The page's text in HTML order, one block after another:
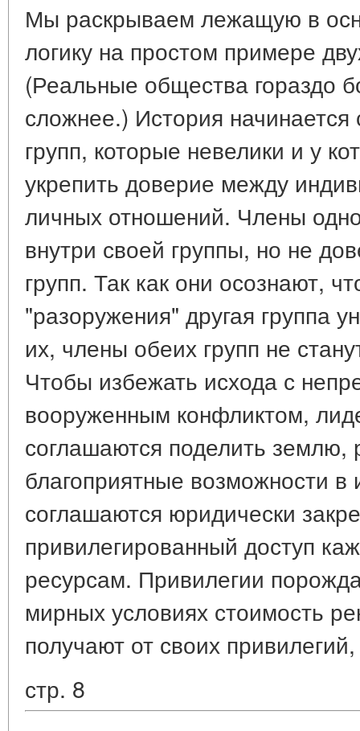
Мы раскрываем лежащую в
логику на простом примере
(Реальные общества гораздо
сложнее.) История
групп, которые невелики и у
укрепить доверие между
личных отношений. Члены
внутри своей группы, но не
групп. Так как они осознают,
"разоружения" другая группа
их, члены обеих групп не
Чтобы избежать исхода с
вооруженным конфликтом,
соглашаются поделить землю,
благоприятные возможности
соглашаются юридически
привилегированный доступ
ресурсам. Привилегии
мирных условиях стоимость
получают от своих
стр. 8